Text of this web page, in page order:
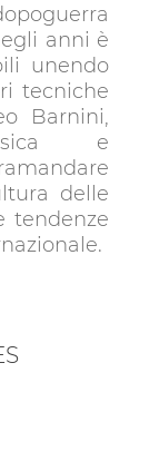
anni è
unendo
tecniche
Barnini,
e
delle
tendenze